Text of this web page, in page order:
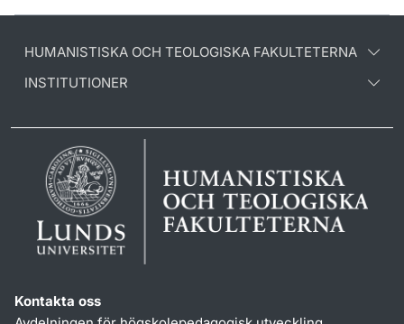
HUMANISTISKA OCH TEOLOGISKA FAKULTETERNA
INSTITUTIONER
Kontakta oss